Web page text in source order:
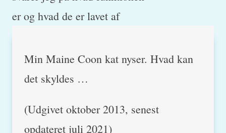
Min Maine Coon kat nyser. Hvad kan
det skyldes …
(Udgivet oktober 2013, senest
opdateret juli 2021)